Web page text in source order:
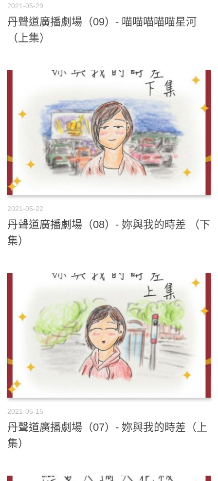
2021-05-29
丹聲道廣播劇場（09）- 喵喵喵喵喵星河
（上集）
2021-05-22
丹聲道廣播劇場（08）- 妳與我的時差 （下
集）
2021-05-15
丹聲道廣播劇場（07）- 妳與我的時差（上
集）